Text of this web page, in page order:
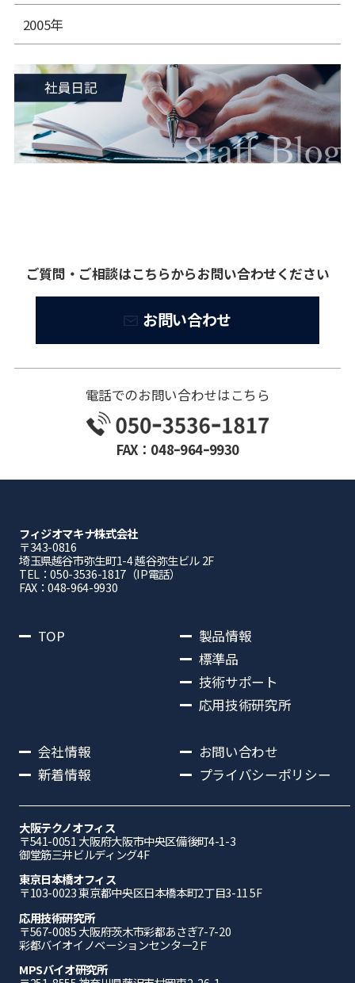
2005年
ご質問・ご相談はこちらからお問い合わせください
お問い合わせ
電話でのお問い合わせはこちら
FAX：048ｰ964ｰ9930
フィジオマキナ株式会社
〒343-0816
埼⽟県越⾕市弥⽣町1-4 越⾕弥⽣ビル 2F
TEL：050-3536-1817（IP電話）
FAX：048-964-9930
TOP
製品情報
標準品
技術サポート
応用技術研究所
会社情報
新着情報
お問い合わせ
プライバシーポリシー
大阪テクノオフィス
〒541-0051 ⼤阪府⼤阪市中央区備後町4-1-3
御堂筋三井ビルディング4F
東京日本橋オフィス
〒103-0023 東京都中央区日本橋本町2丁目3-11 5F
応⽤技術研究所
〒567-0085 ⼤阪府茨⽊市彩都あさぎ7-7-20
彩都バイオイノベーションセンター2Ｆ
MPSバイオ研究所